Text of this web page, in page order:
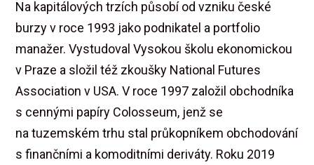
Na kapitálových trzích působí od vzniku české
burzy v roce 1993 jako podnikatel a portfolio
manažer. Vystudoval Vysokou školu ekonomickou
v Praze a složil též zkoušky National Futures
Association v USA. V roce 1997 založil obchodníka
s cennými papíry Colosseum, jenž se
na tuzemském trhu stal průkopníkem obchodování
s finančními a komoditními deriváty. Roku 2019